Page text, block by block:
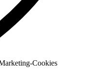
Cookies